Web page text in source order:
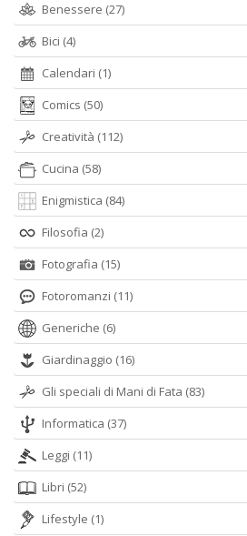
Benessere (27)
Bici (4)
Calendari (1)
Comics (50)
Creatività (112)
Cucina (58)
Enigmistica (84)
Filosofia (2)
Fotografia (15)
Fotoromanzi (11)
Generiche (6)
Giardinaggio (16)
Gli speciali di Mani di Fata (83)
Informatica (37)
Leggi (11)
Libri (52)
Lifestyle (1)